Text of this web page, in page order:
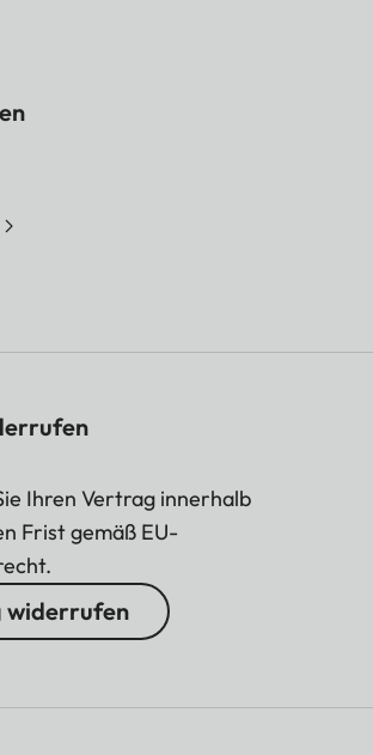
Ihren Vertrag innerhalb
Frist gemäß EU-
widerrufen